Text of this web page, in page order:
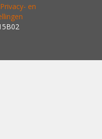
Privacy- en